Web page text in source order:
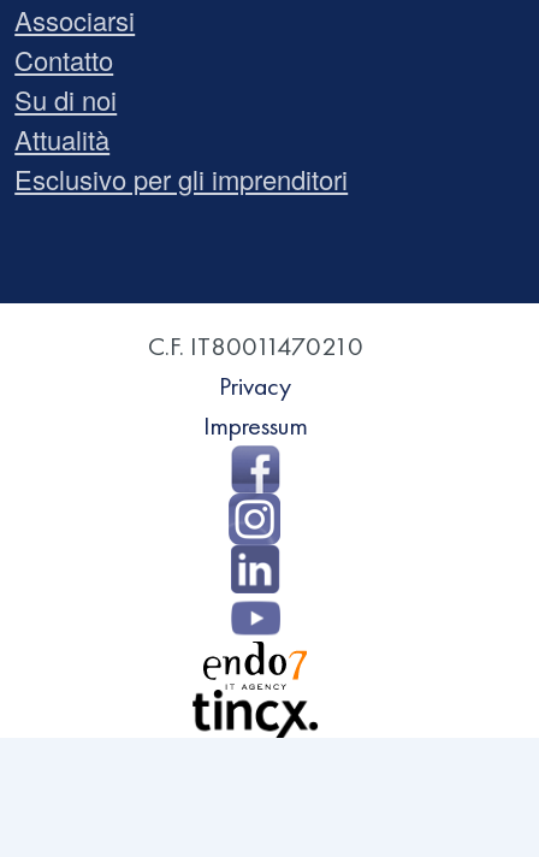
Associarsi
Contatto
Su di noi
Attualità
Esclusivo per gli imprenditori
C.F. IT80011470210
Privacy
Impressum